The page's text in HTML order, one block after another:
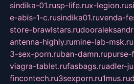
sindika-01.rusp-life.rux-legion.ru
e-abis-1-c.rusindika01.ruvenda-
store-brawlstars.ru
antenna-highly.rumine-lab-msk.ru
3-sex-porn.ruban-damn.rupurse-
viagra-tablet.rufasbags.ruadler-
fincontech.ru3sexporn.ru1mus.ru